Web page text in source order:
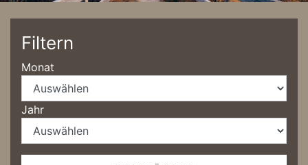
Filtern
Monat
Jahr